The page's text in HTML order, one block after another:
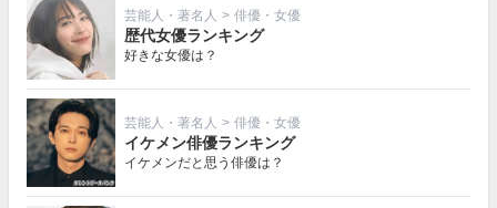
芸能人・著名人 > 俳優・女優
歴代女優ランキング
好きな女優は？
芸能人・著名人 > 俳優・女優
イケメン俳優ランキング
イケメンだと思う俳優は？